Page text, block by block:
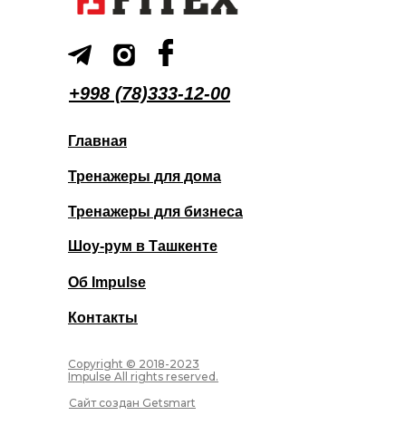
Copyright © 2018-2023
Impulse All rights reserved.
Главная
Тренажеры для дома
Тренажеры для бизнеса
Шоу-рум в Ташкенте
Об Impulse
Контакты
Сайт создан Getsmart
+998 (78)333-12-00